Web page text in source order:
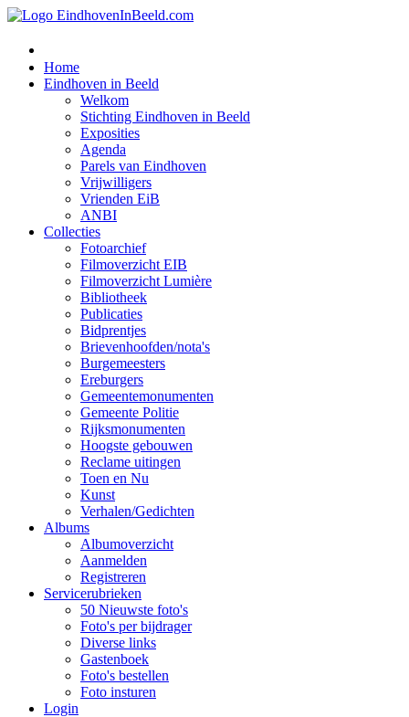
Home
Eindhoven in Beeld
Welkom
Stichting Eindhoven in Beeld
Exposities
Agenda
Parels van Eindhoven
Vrijwilligers
Vrienden EiB
ANBI
Collecties
Fotoarchief
Filmoverzicht EIB
Filmoverzicht Lumière
Bibliotheek
Publicaties
Bidprentjes
Brievenhoofden/nota's
Burgemeesters
Ereburgers
Gemeentemonumenten
Gemeente Politie
Rijksmonumenten
Hoogste gebouwen
Reclame uitingen
Toen en Nu
Kunst
Verhalen/Gedichten
Albums
Albumoverzicht
Aanmelden
Registreren
Servicerubrieken
50 Nieuwste foto's
Foto's per bijdrager
Diverse links
Gastenboek
Foto's bestellen
Foto insturen
Login